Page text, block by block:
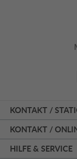
KONTAKT /
KONTAKT /
HILFE & SERVICE